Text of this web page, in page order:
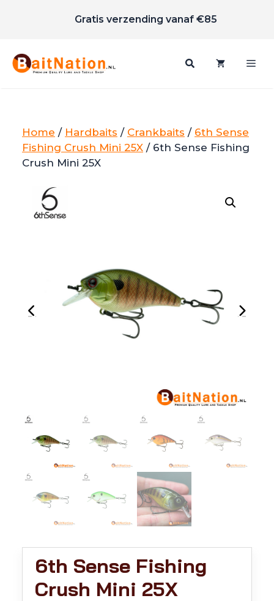
inhoud
Gratis verzending vanaf €85
Home / Hardbaits / Crankbaits / 6th Sense
Fishing Crush Mini 25X / 6th Sense Fishing
Crush Mini 25X
6th Sense Fishing
Crush Mini 25X